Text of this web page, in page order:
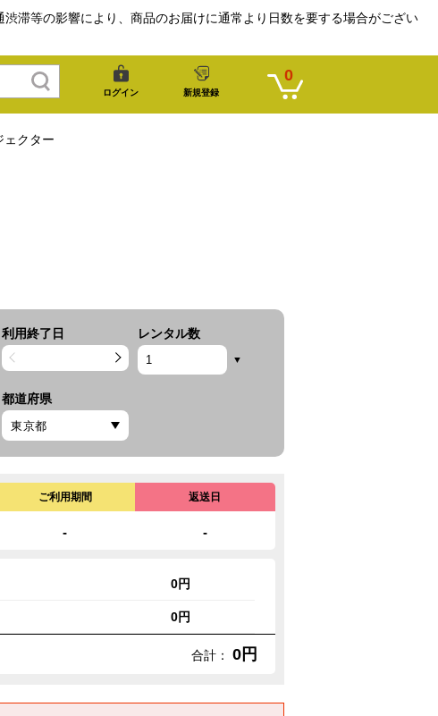
滞等の影響により、商品のお届けに通常より日数を要する場合がござい
ログイン 新規登録
0
クター
利用終了日 レンタル数
都道府県
ご利用期間
-
返送日
-
0円
0円
合計： 0円